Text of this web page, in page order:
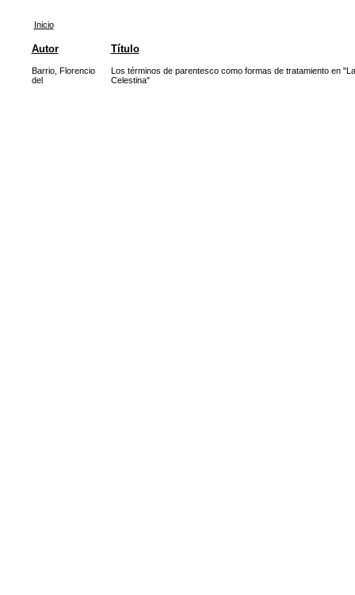
Inicio
Autor Título
Barrio, Florencio
del
Los términos de parentesco como formas de tratamiento en "La
Celestina"